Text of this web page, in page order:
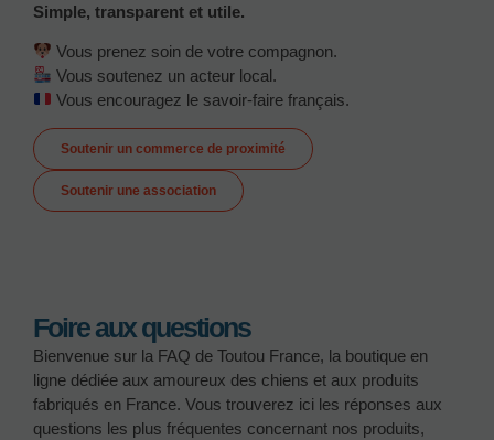
Simple, transparent et utile.
Vous prenez soin de votre compagnon.
Vous soutenez un acteur local.
Vous encouragez le savoir-faire français.
Soutenir un commerce de proximité
Soutenir une association
Foire aux questions
Bienvenue sur la FAQ de Toutou France, la boutique en
ligne dédiée aux amoureux des chiens et aux produits
fabriqués en France. Vous trouverez ici les réponses aux
questions les plus fréquentes concernant nos produits,